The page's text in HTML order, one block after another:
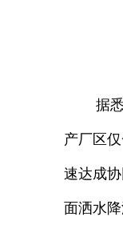
据
产厂区
速达成
面洒水